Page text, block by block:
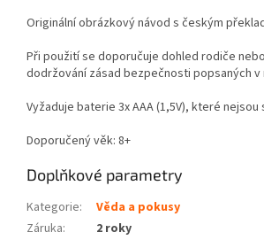
Originální obrázkový návod s českým
Při použití se doporučuje dohled rodiče
dodržování zásad bezpečnosti popsaných v
Vyžaduje baterie 3x AAA (1,5V), které nejsou
Doporučený věk: 8+
Doplňkové parametry
Kategorie:
Věda a pokusy
Záruka:
2 roky